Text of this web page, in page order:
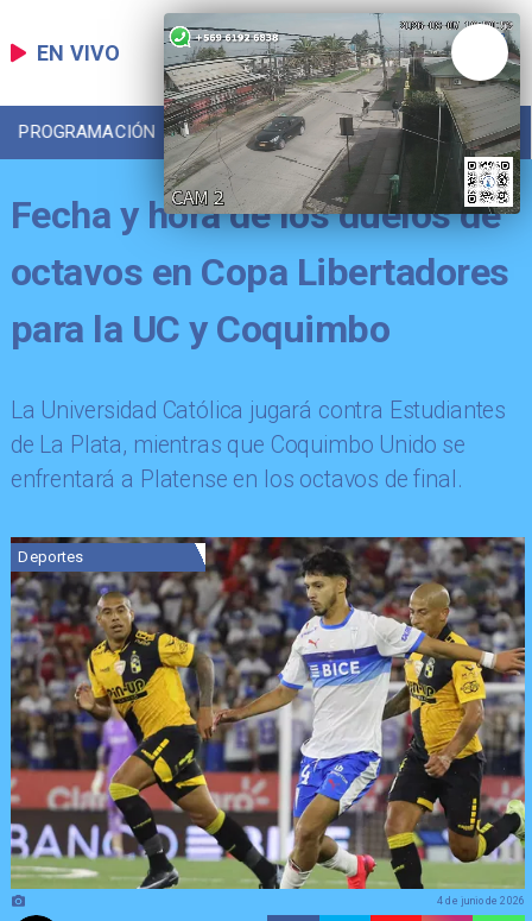
EN VIVO
PROGRAMACIÓN LOCAL DEPORTES
Fecha y hora de los duelos de
octavos en Copa Libertadores
para la UC y Coquimbo
La Universidad Católica jugará contra Estudiantes
de La Plata, mientras que Coquimbo Unido se
enfrentará a Platense en los octavos de final.
Deportes
4 de junio de 2026